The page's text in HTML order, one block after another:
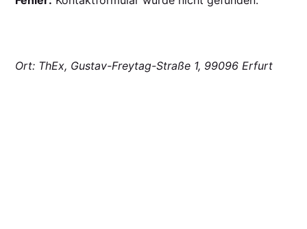
Ort: ThEx, Gustav-Freytag-Straße 1, 99096 Erfurt